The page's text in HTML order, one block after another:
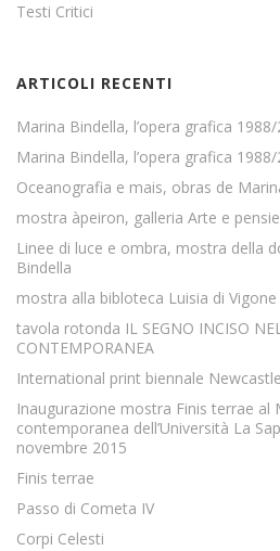
Testi Critici
ARTICOLI RECENTI
Marina Bindella, l’opera grafica
Marina Bindella, l’opera grafica
Oceanografia e mais, obras de
mostra àpeiron, galleria Arte e
Linee di luce e ombra, mostra della
Bindella
mostra alla bibloteca Luisia di
tavola rotonda IL SEGNO INCISO
CONTEMPORANEA
International print biennale
Inaugurazione mostra Finis terrae
contemporanea dell’Università La
novembre 2015
Finis terrae
Passo di Cometa IV
Corpi Celesti